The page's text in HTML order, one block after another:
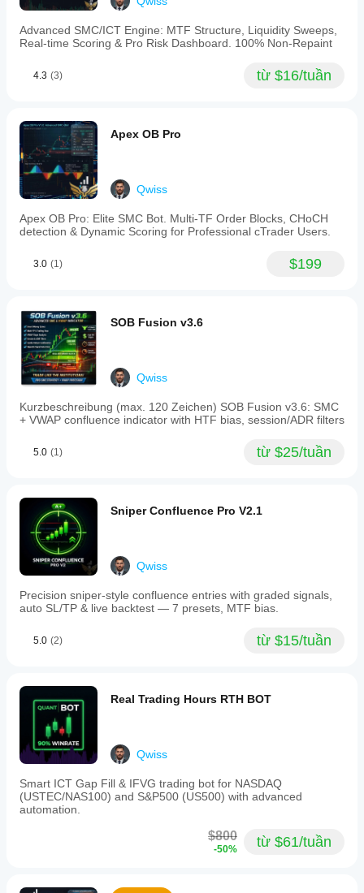
hunts,
avoid
false
target
moves.
The
indicator
requires
tick
data
and
visual
signals
with
Hồ sơ chỉ báo
Danh
mục
chỉ
báo
trúc thị
trường
Hình ảnh trực quan
Yêu
cầu
dữ
liệu
Dữ liệu tick
hiệu
được
Khoảng giá mở phiên
Đảo chiều
Phá vỡ giá
Advanced SMC/ICT Engine: MTF Structure, Liquidity Sweeps,
Real-time Scoring & Pro Risk Dashboard. 100% Non-Repaint
4.3 (3) từ $16/tuần
Apex OB Pro
Qwiss
Apex OB Pro: Elite SMC Bot. Multi-TF Order Blocks, CHoCH
detection & Dynamic Scoring for Professional cTrader Users.
3.0 (1) $199
SOB Fusion v3.6
Qwiss
Kurzbeschreibung (max. 120 Zeichen) SOB Fusion v3.6: SMC
+ VWAP confluence indicator with HTF bias, session/ADR filters
5.0 (1) từ $25/tuần
Sniper Confluence Pro V2.1
Qwiss
Precision sniper-style confluence entries with graded signals,
auto SL/TP & live backtest — 7 presets, MTF bias.
5.0 (2) từ $15/tuần
Real Trading Hours RTH BOT
Qwiss
Smart ICT Gap Fill & IFVG trading bot for NASDAQ
(USTEC/NAS100) and S&P500 (US500) with advanced
automation.
$800
-50% từ $61/tuần